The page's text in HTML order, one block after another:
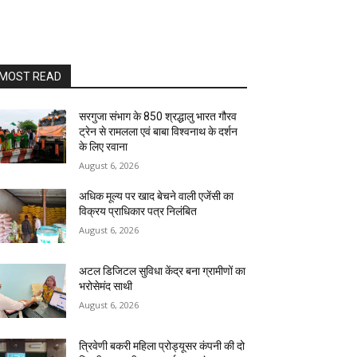
READ
सरगुजा संभाग के 850 श्रद्धालु भारत गौरव
ट्रेन से रामलला एवं बाबा विश्वनाथ के दर्शन
के लिए रवाना
August 6, 2026
अधिक मूल्य पर खाद बेचने वाली एजेंसी का
विक्रय प्राधिकार पत्र निलंबित
August 6, 2026
अटल डिजिटल सुविधा केंद्र बना ग्रामीणों का
भरोसेमंद साथी
August 6, 2026
त्रिवेणी बकरी महिला प्रोड्यूसर कंपनी की दो